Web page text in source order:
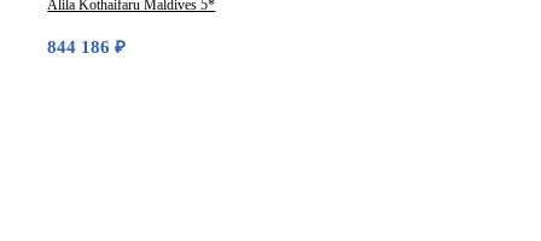
Alila Kothaifaru Maldives 5*
844 186₽